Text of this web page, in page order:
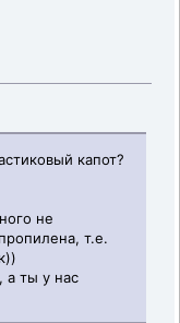
капот?
не
т.е.
а ты у нас